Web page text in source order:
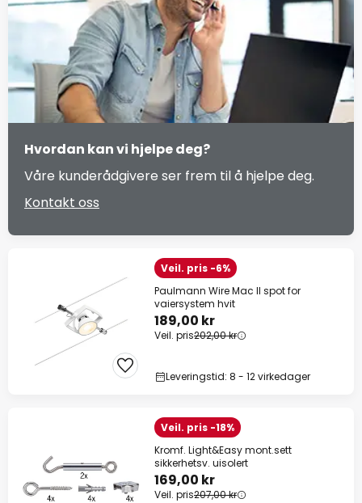
Hvordan kan vi hjelpe deg?
Våre kunderådgivere ser frem til å hjelpe deg.
Kontakt oss
Veil. pris -6%
Paulmann Wire Mac II spot for
vaiersystem hvit
189,00 kr
Veil. pris202,00 kr
Leveringstid: 8 - 12 virkedager
Veil. pris -18%
Kromf. Light&Easy mont.sett
sikkerhetsv. uisolert
169,00 kr
Veil. pris207,00 kr